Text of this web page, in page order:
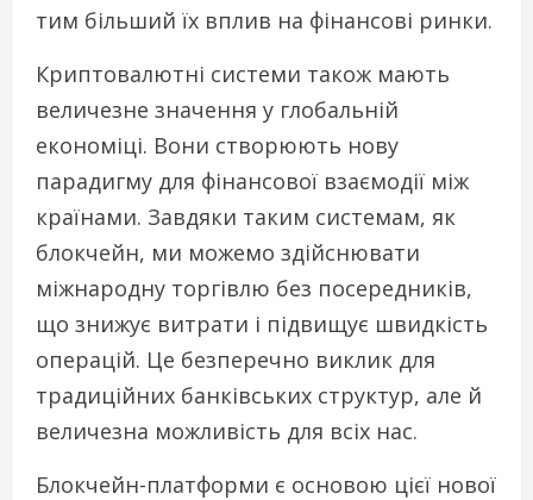
тим більший їх вплив на фінансові ринки.
Криптовалютні системи також мають
величезне значення у глобальній
економіці. Вони створюють нову
парадигму для фінансової взаємодії між
країнами. Завдяки таким системам, як
блокчейн, ми можемо здійснювати
міжнародну торгівлю без посередників,
що знижує витрати і підвищує швидкість
операцій. Це безперечно виклик для
традиційних банківських структур, але й
величезна можливість для всіх нас.
Блокчейн-платформи є основою цієї нової